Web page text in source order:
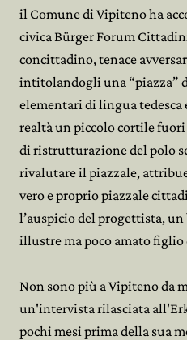
il Comune di Vipiteno ha
civica Bürger Forum
concittadino, tenace
intitolandogli una “piazza”
elementari di lingua tedesca
realtà un piccolo cortile
di ristrutturazione del polo
rivalutare il piazzale,
vero e proprio piazzale
l’auspicio del progettista,
illustre ma poco amato
Non sono più a Vipiteno da
un'intervista rilasciata
pochi mesi prima della sua